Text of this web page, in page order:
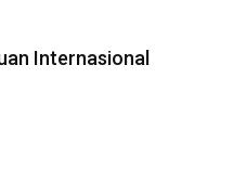
Internasional